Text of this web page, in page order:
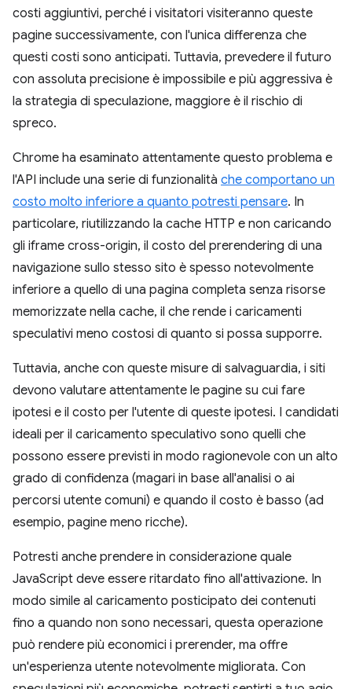
costi aggiuntivi, perché i visitatori visiteranno queste
pagine successivamente, con l'unica differenza che
questi costi sono anticipati. Tuttavia, prevedere il futuro
con assoluta precisione è impossibile e più aggressiva è
la strategia di speculazione, maggiore è il rischio di
spreco.
Chrome ha esaminato attentamente questo problema e
l'API include una serie di funzionalità che comportano un
costo molto inferiore a quanto potresti pensare. In
particolare, riutilizzando la cache HTTP e non caricando
gli iframe cross-origin, il costo del prerendering di una
navigazione sullo stesso sito è spesso notevolmente
inferiore a quello di una pagina completa senza risorse
memorizzate nella cache, il che rende i caricamenti
speculativi meno costosi di quanto si possa supporre.
Tuttavia, anche con queste misure di salvaguardia, i siti
devono valutare attentamente le pagine su cui fare
ipotesi e il costo per l'utente di queste ipotesi. I candidati
ideali per il caricamento speculativo sono quelli che
possono essere previsti in modo ragionevole con un alto
grado di confidenza (magari in base all'analisi o ai
percorsi utente comuni) e quando il costo è basso (ad
esempio, pagine meno ricche).
Potresti anche prendere in considerazione quale
JavaScript deve essere ritardato fino all'attivazione. In
modo simile al caricamento posticipato dei contenuti
fino a quando non sono necessari, questa operazione
può rendere più economici i prerender, ma offre
un'esperienza utente notevolmente migliorata. Con